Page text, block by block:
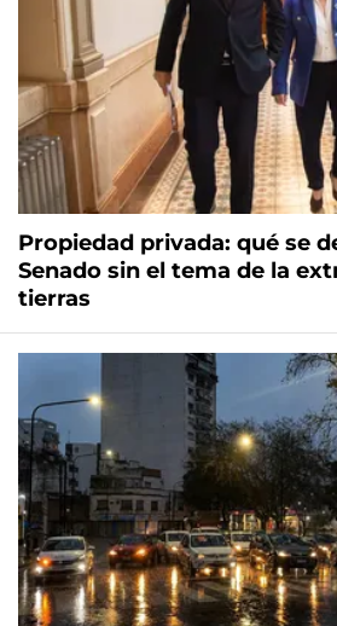
Propiedad privada: qué se
Senado sin el tema de la
tierras